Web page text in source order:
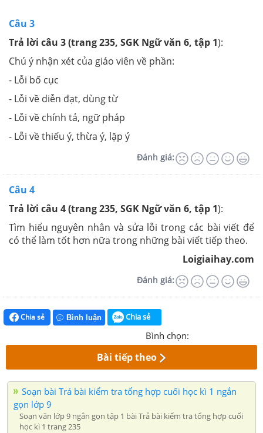
Câu 3
Trả lời câu 3 (trang 235, SGK Ngữ văn 6, tập 1):
Chú ý nhận xét của giáo viên về phần:
- Lỗi bố cục
- Lỗi về diễn đạt, dùng từ
- Lỗi về chính tả, ngữ pháp
- Lỗi về thiếu ý, thừa ý, lặp ý
Đánh giá:
Câu 4
Trả lời câu 4 (trang 235, SGK Ngữ văn 6, tập 1):
Tìm hiểu nguyên nhân và sửa lỗi trong các bài viết để
có thể làm tốt hơn nữa trong những bài viết tiếp theo.
Loigiaihay.com
Đánh giá:
Chia sẻ Bình luận Chia sẻ
Bình chọn:
Bài tiếp theo
Soạn bài Trả bài kiểm tra tổng hợp cuối học kì 1 ngắn
gọn lớp 9
Soạn văn lớp 9 ngắn gọn tập 1 bài Trả bài kiểm tra tổng hợp cuối
học kì 1 trang 235